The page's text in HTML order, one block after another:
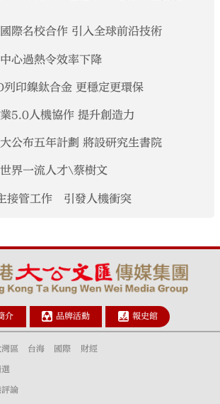
際名校合作 引入全球前沿技術
心過熱令效率下降
印鎳鈦合金 更穩定更環保
5.0人機協作 提升創造力
公布五年計劃 將設研究生書院
界一流人才\蔡樹文
接管工作 引發人機衝突
介 品牌活動 報史館
灣區 台海 國際 財經
論